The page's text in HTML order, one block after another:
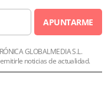
APUNTARME
GLOBALMEDIA S.L.
noticias de actualidad.